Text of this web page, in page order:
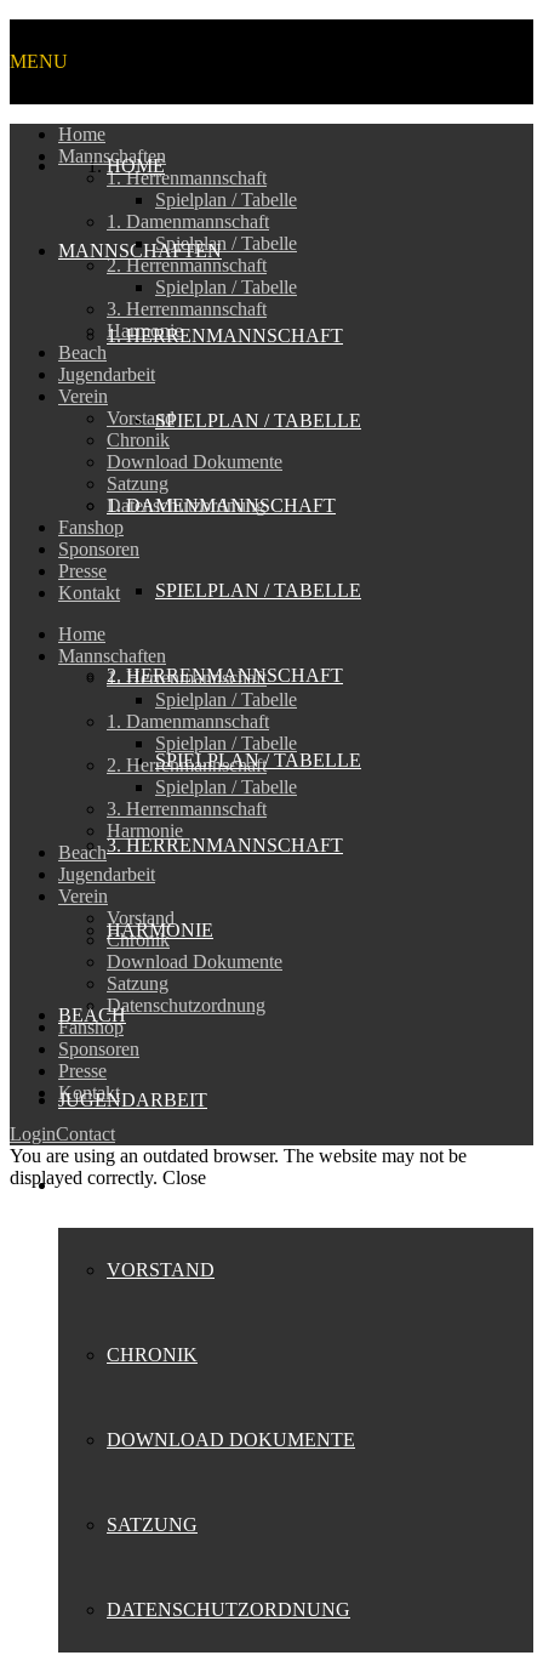
MENU
HOME
MANNSCHAFTEN
1. HERRENMANNSCHAFT
SPIELPLAN / TABELLE
1. DAMENMANNSCHAFT
SPIELPLAN / TABELLE
2. HERRENMANNSCHAFT
SPIELPLAN / TABELLE
3. HERRENMANNSCHAFT
HARMONIE
BEACH
JUGENDARBEIT
VEREIN
VORSTAND
CHRONIK
DOWNLOAD DOKUMENTE
SATZUNG
DATENSCHUTZORDNUNG
Home
Mannschaften
1. Herrenmannschaft
Spielplan / Tabelle
1. Damenmannschaft
Spielplan / Tabelle
2. Herrenmannschaft
Spielplan / Tabelle
3. Herrenmannschaft
Harmonie
Beach
Jugendarbeit
Verein
Vorstand
Chronik
Download Dokumente
Satzung
Datenschutzordnung
Fanshop
Sponsoren
Presse
Kontakt
Home
Mannschaften
1. Herrenmannschaft
Spielplan / Tabelle
1. Damenmannschaft
Spielplan / Tabelle
2. Herrenmannschaft
Spielplan / Tabelle
3. Herrenmannschaft
Harmonie
Beach
Jugendarbeit
Verein
Vorstand
Chronik
Download Dokumente
Satzung
Datenschutzordnung
Fanshop
Sponsoren
Presse
Kontakt
LoginContact
You are using an outdated browser. The website may not be
displayed correctly. Close